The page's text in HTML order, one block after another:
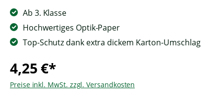
Ab 3. Klasse
Hochwertiges Optik-Paper
Top-Schutz dank extra dickem Karton-Umschlag
4,25 €*
Preise inkl. MwSt. zzgl. Versandkosten